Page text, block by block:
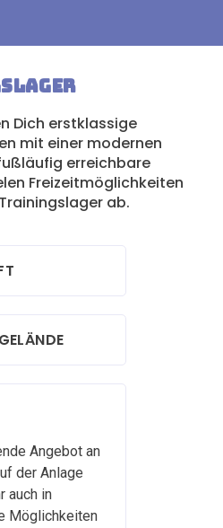
Dich erstklassige
mit einer modernen
erreichbare
Freizeitmöglichkeiten
ab.
Angebot an
der Anlage
auch in
Möglichkeiten